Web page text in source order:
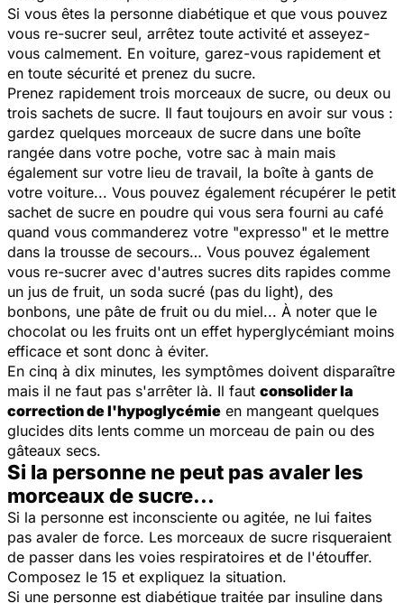
Si vous êtes la personne diabétique et que vous pouvez
vous re-sucrer seul, arrêtez toute activité et asseyez-
vous calmement. En voiture, garez-vous rapidement et
en toute sécurité et prenez du sucre.
Prenez rapidement trois morceaux de sucre, ou deux ou
trois sachets de sucre. Il faut toujours en avoir sur vous :
gardez quelques morceaux de sucre dans une boîte
rangée dans votre poche, votre sac à main mais
également sur votre lieu de travail, la boîte à gants de
votre voiture... Vous pouvez également récupérer le petit
sachet de sucre en poudre qui vous sera fourni au café
quand vous commanderez votre "expresso" et le mettre
dans la trousse de secours… Vous pouvez également
vous re-sucrer avec d'autres sucres dits rapides comme
un jus de fruit, un soda sucré (pas du light), des
bonbons, une pâte de fruit ou du miel... À noter que le
chocolat ou les fruits ont un effet hyperglycémiant moins
efficace et sont donc à éviter.
En cinq à dix minutes, les symptômes doivent disparaître
mais il ne faut pas s'arrêter là. Il faut consolider la
correction de l'hypoglycémie en mangeant quelques
glucides dits lents comme un morceau de pain ou des
gâteaux secs.
Si la personne ne peut pas avaler les
morceaux de sucre...
Si la personne est inconsciente ou agitée, ne lui faites
pas avaler de force. Les morceaux de sucre risqueraient
de passer dans les voies respiratoires et de l'étouffer.
Composez le 15 et expliquez la situation.
Si une personne est diabétique traitée par insuline dans